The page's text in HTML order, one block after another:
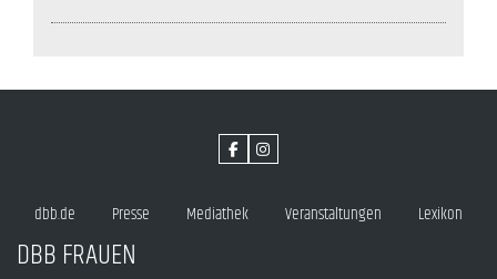
dbb.de Presse Mediathek Veranstaltungen Lexikon
DBB FRAUEN